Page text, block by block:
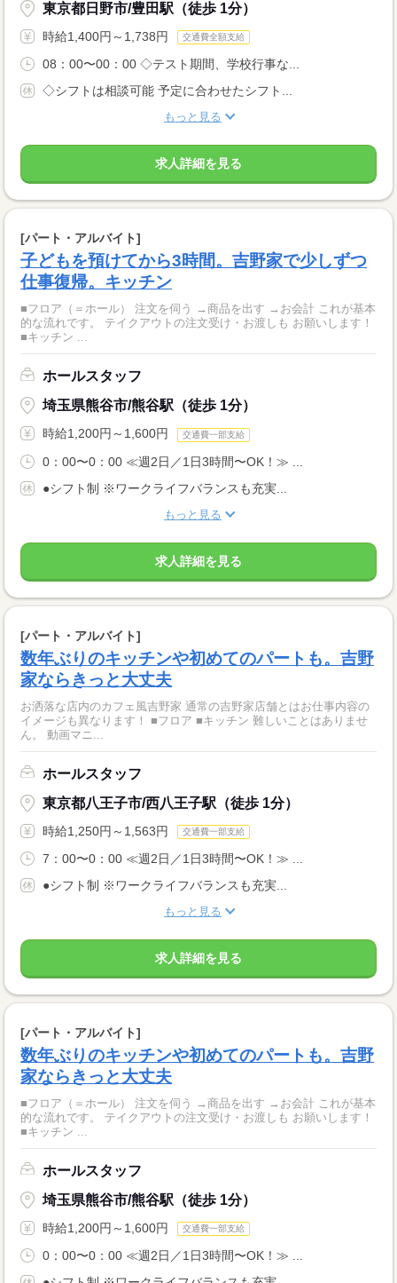
東京都日野市/豊田駅（徒歩 1分）
時給1,400円～1,738円 交通費全額支給
08：00〜00：00 ◇テスト期間、学校行事な...
◇シフトは相談可能 予定に合わせたシフト...
もっと見る
求人詳細を見る
[パート・アルバイト]
子どもを預けてから3時間。吉野家で少しずつ
仕事復帰。キッチン
■フロア（＝ホール） 注文を伺う →商品を出す →お会計 これが基本
的な流れです。 テイクアウトの注文受け・お渡しも お願いします！
■キッチン ...
ホールスタッフ
埼玉県熊谷市/熊谷駅（徒歩 1分）
時給1,200円～1,600円 交通費一部支給
0：00〜0：00 ≪週2日／1日3時間〜OK！≫ ...
●シフト制 ※ワークライフバランスも充実...
もっと見る
求人詳細を見る
[パート・アルバイト]
数年ぶりのキッチンや初めてのパートも。吉野
家ならきっと大丈夫
お洒落な店内のカフェ風吉野家 通常の吉野家店舗とはお仕事内容の
イメージも異なります！ ■フロア ■キッチン 難しいことはありませ
ん。 動画マニ...
ホールスタッフ
東京都八王子市/西八王子駅（徒歩 1分）
時給1,250円～1,563円 交通費一部支給
7：00〜0：00 ≪週2日／1日3時間〜OK！≫ ...
●シフト制 ※ワークライフバランスも充実...
もっと見る
求人詳細を見る
[パート・アルバイト]
数年ぶりのキッチンや初めてのパートも。吉野
家ならきっと大丈夫
■フロア（＝ホール） 注文を伺う →商品を出す →お会計 これが基本
的な流れです。 テイクアウトの注文受け・お渡しも お願いします！
■キッチン ...
ホールスタッフ
埼玉県熊谷市/熊谷駅（徒歩 1分）
時給1,200円～1,600円 交通費一部支給
0：00〜0：00 ≪週2日／1日3時間〜OK！≫ ...